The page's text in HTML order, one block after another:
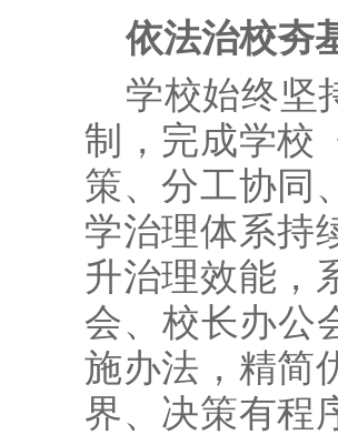
依法治校夯
学校始终坚
制，完成学校
策、分工协同
学治理体系持
升治理效能，
会、校长办公
施办法，精简
界、决策有程